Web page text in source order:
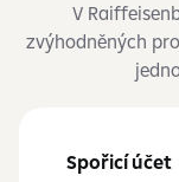
V
zvýhodněných
Spořicí účet